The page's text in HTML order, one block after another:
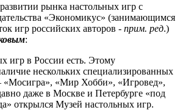
рынка настольных игр с
«Экономикус» (занимающимся
игр российских авторов - прим. ред.)
:
игр в России есть. Этому
нескольких специализированных
«Мосигра», «Мир Хобби», «Игровед»,
даже в Москве и Петербурге «под
открылся Музей настольных игр.